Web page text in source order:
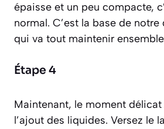
épaisse et un peu compacte,
normal. C’est la base de
qui va tout maintenir
Étape 4
Maintenant, le moment
l’ajout des liquides. Versez le